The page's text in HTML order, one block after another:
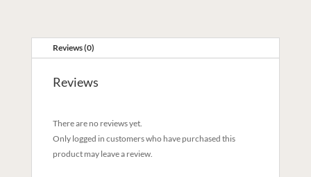
Reviews (0)
Reviews
There are no reviews yet.
Only logged in customers who have purchased this
product may leave a review.